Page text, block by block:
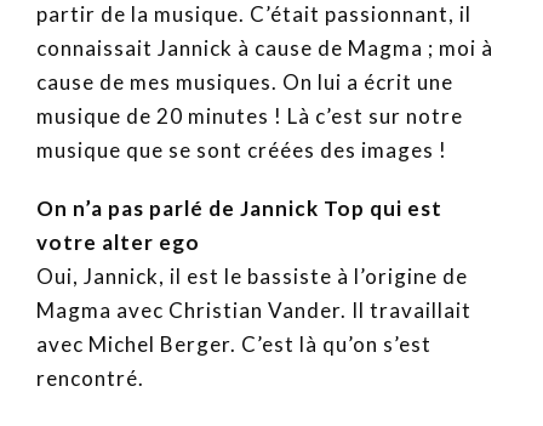
partir de la musique. C’était passionnant, il
connaissait Jannick à cause de Magma ; moi à
cause de mes musiques. On lui a écrit une
musique de 20 minutes ! Là c’est sur notre
musique que se sont créées des images !
On n’a pas parlé de Jannick Top qui est
votre alter ego
Oui, Jannick, il est le bassiste à l’origine de
Magma avec Christian Vander. Il travaillait
avec Michel Berger. C’est là qu’on s’est
rencontré.